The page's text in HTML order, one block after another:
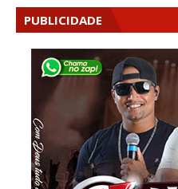
PUBLICIDADE